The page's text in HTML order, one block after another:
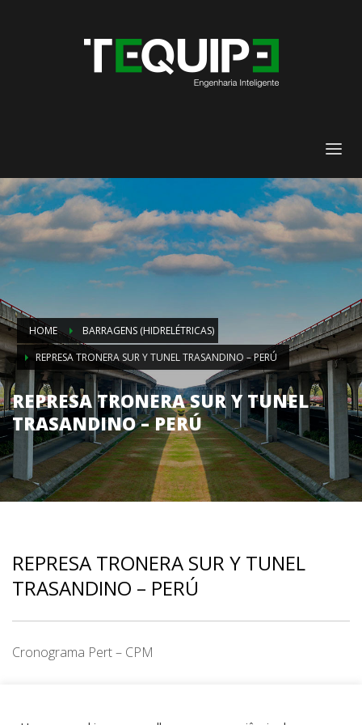
HOME
BARRAGENS (HIDRELÉTRICAS)
REPRESA TRONERA SUR Y TUNEL TRASANDINO – PERÚ
REPRESA TRONERA SUR Y TUNEL
TRASANDINO – PERÚ
REPRESA TRONERA SUR Y TUNEL
TRASANDINO – PERÚ
Cronograma Pert – CPM